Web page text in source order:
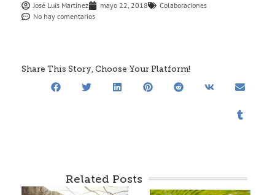
José Luis Martínez mayo 22, 2018
Colaboraciones
No hay comentarios
Share This Story, Choose Your Platform!
Related Posts